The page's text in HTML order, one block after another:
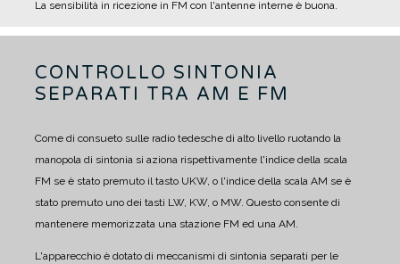
La sensibilità in ricezione in FM con l'antenne interne è buona.
CONTROLLO SINTONIA
SEPARATI TRA AM E FM
Come di consueto sulle radio tedesche di alto livello ruotando la
manopola di sintonia si aziona rispettivamente l'indice della scala
FM se è stato premuto il tasto UKW, o l'indice della scala AM se è
stato premuto uno dei tasti LW, KW, o MW. Questo consente di
mantenere memorizzata una stazione FM ed una AM.
L'apparecchio è dotato di meccanismi di sintonia separati per le